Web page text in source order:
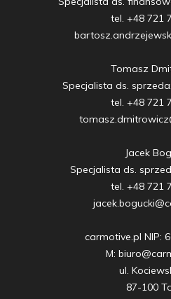
tel. +48 721
Tomasz
Specjalista ds.
tel. +48 721
Jacek
Specjalista ds.
tel. +48 721
carmotive.pl NIP:
M:
ul.
87-100